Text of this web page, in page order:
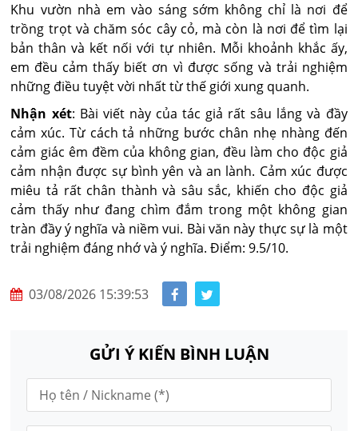
Khu vườn nhà em vào sáng sớm không chỉ là nơi để
trồng trọt và chăm sóc cây cỏ, mà còn là nơi để tìm lại
bản thân và kết nối với tự nhiên. Mỗi khoảnh khắc ấy,
em đều cảm thấy biết ơn vì được sống và trải nghiệm
những điều tuyệt vời nhất từ thế giới xung quanh.
Nhận xét: Bài viết này của tác giả rất sâu lắng và đầy
cảm xúc. Từ cách tả những bước chân nhẹ nhàng đến
cảm giác êm đềm của không gian, đều làm cho độc giả
cảm nhận được sự bình yên và an lành. Cảm xúc được
miêu tả rất chân thành và sâu sắc, khiến cho độc giả
cảm thấy như đang chìm đắm trong một không gian
tràn đầy ý nghĩa và niềm vui. Bài văn này thực sự là một
trải nghiệm đáng nhớ và ý nghĩa. Điểm: 9.5/10.
03/08/2026 15:39:53
GỬI Ý KIẾN BÌNH LUẬN